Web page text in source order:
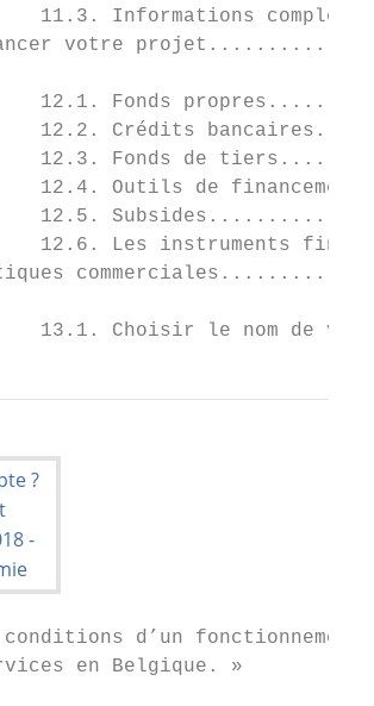
11.3. Informations
votre
12.1. Fonds
12.2. Crédits
12.3. Fonds de
12.4. Outils de
12.5.
12.6. Les instruments
13.1. Choisir le nom de
d’un
en Belgique. »